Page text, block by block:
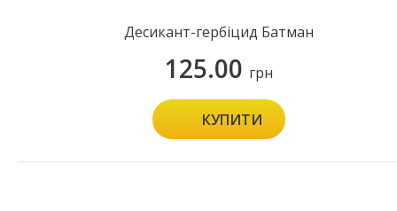
Десикант-гербіцид Батман
125.00 грн
КУПИТИ